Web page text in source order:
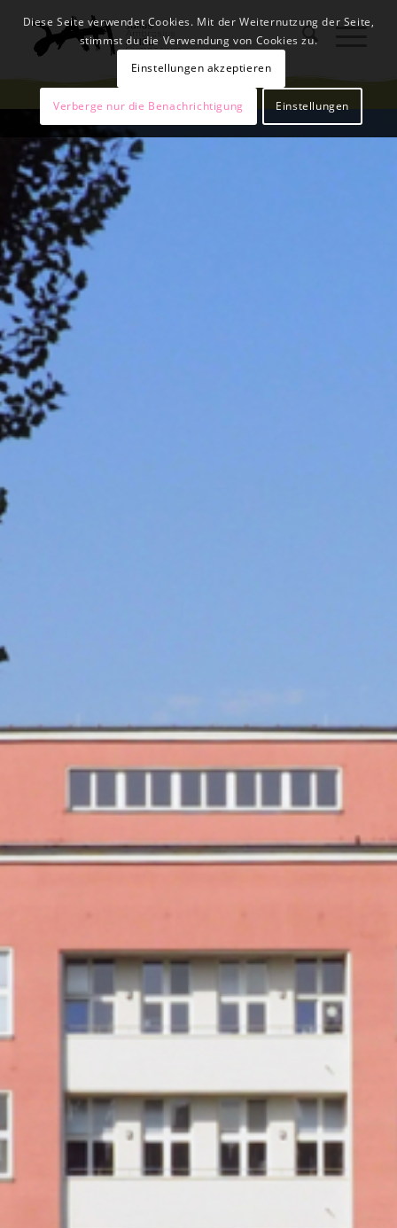
Diese Seite verwendet Cookies. Mit der Weiternutzung der Seite,
stimmst du die Verwendung von Cookies zu.
Einstellungen akzeptieren
Verberge nur die Benachrichtigung Einstellungen